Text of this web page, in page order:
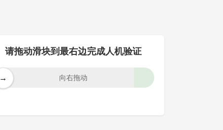
请拖动滑块到最右边完成人机验证
→ 向右拖动